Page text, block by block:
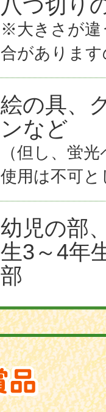
八つ切り
※大きさが違
合がありま
絵の具、
ンなど
（但し、蛍
使用は不可
幼児の部
生3～4年
部